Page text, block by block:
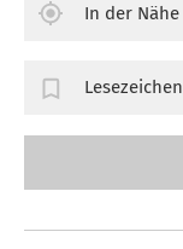
In der Nähe
Lesezeichen